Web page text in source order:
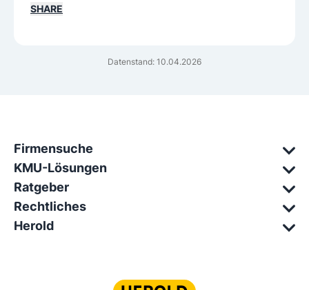
Datenstand: 10.04.2026
SHARE
Firmensuche
KMU-Lösungen
Ratgeber
Rechtliches
Herold